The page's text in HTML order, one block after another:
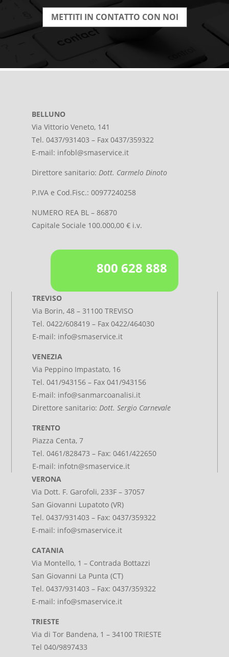
METTITI IN CONTATTO CON NOI
BELLUNO
Via Vittorio Veneto, 141
Tel. 0437/931403 – Fax 0437/359322
E-mail: infobl@smaservice.it
Direttore sanitario:Dott. Carmelo Dinoto
P.IVA e Cod.Fisc.: 00977240258
NUMERO REA BL – 86870
Capitale Sociale 100.000,00 € i.v.
800 628 888
TREVISO
Via Borin, 48 – 31100 TREVISO
Tel.0422/608419 – Fax 0422/464030
E-mail: info@smaservice.it
VENEZIA
Via Peppino Impastato, 16
Tel. 041/943156 – Fax 041/943156
E-mail: info@sanmarcoanalisi.it
Direttore sanitario:Dott. Sergio Carnevale
TRENTO
Piazza Centa, 7
Tel. 0461/828473 – Fax: 0461/422650
E-mail: infotn@smaservice.it
VERONA
Via Dott. F. Garofoli, 233F – 37057
San Giovanni Lupatoto (VR)
Tel. 0437/931403 – Fax: 0437/359322
E-mail: info@smaservice.it
CATANIA
Via Montello, 1 – Contrada Bottazzi
San Giovanni La Punta (CT)
Tel. 0437/931403 – Fax: 0437/359322
E-mail: info@smaservice.it
TRIESTE
Via di Tor Bandena, 1 – 34100 TRIESTE
Tel 040/9897433